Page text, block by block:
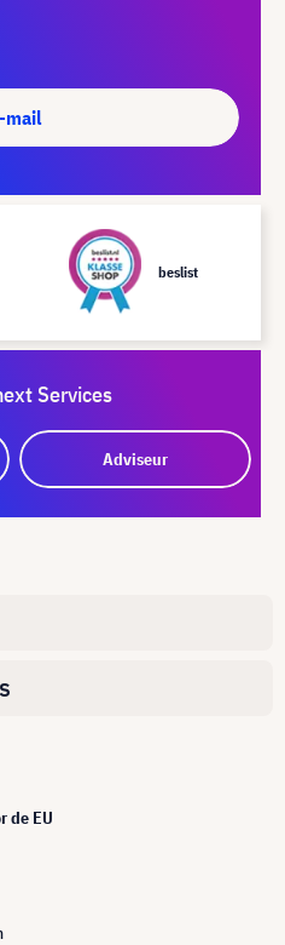
mail
beslist
Services
Adviseur
de EU